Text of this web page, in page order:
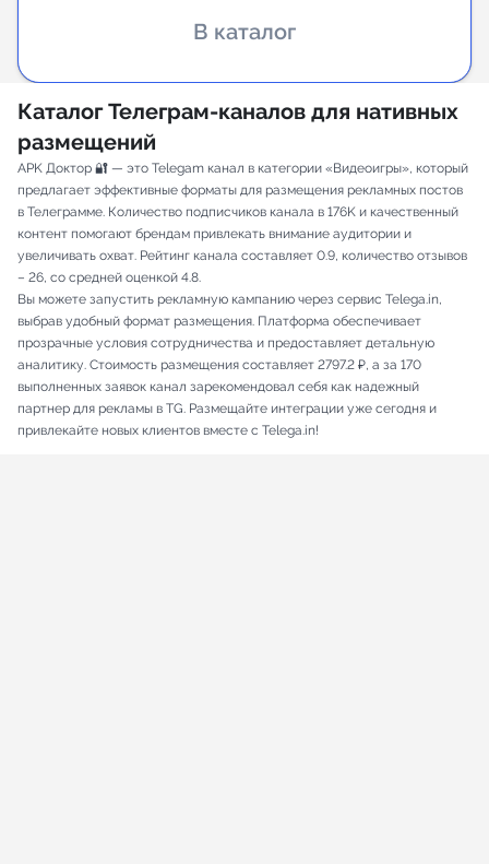
В каталог
Каталог Телеграм-каналов для нативных
размещений
APK Доктор 🔐 — это Telegam канал в категории «Видеоигры», который
предлагает эффективные форматы для размещения рекламных постов
в Телеграмме. Количество подписчиков канала в 176K и качественный
контент помогают брендам привлекать внимание аудитории и
увеличивать охват. Рейтинг канала составляет 0.9, количество отзывов
– 26, со средней оценкой 4.8.
Вы можете запустить рекламную кампанию через сервис Telega.in,
выбрав удобный формат размещения. Платформа обеспечивает
прозрачные условия сотрудничества и предоставляет детальную
аналитику. Стоимость размещения составляет 2797.2 ₽, а за 170
выполненных заявок канал зарекомендовал себя как надежный
партнер для рекламы в TG. Размещайте интеграции уже сегодня и
привлекайте новых клиентов вместе с Telega.in!